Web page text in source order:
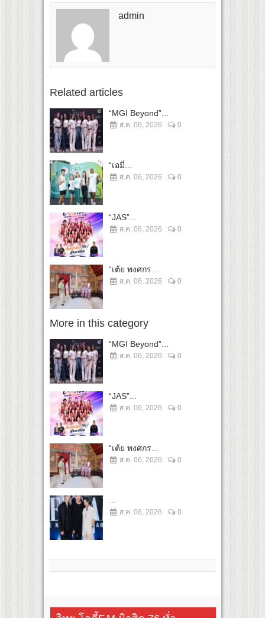
admin
Related articles
“MGI Beyond”...
ส.ค. 06, 2026 0
“เอมี่...
ส.ค. 06, 2026 0
“JAS”...
ส.ค. 06, 2026 0
“เต้ย พงศกร...
ส.ค. 06, 2026 0
More in this category
“MGI Beyond”...
ส.ค. 06, 2026 0
“JAS”...
ส.ค. 06, 2026 0
“เต้ย พงศกร...
ส.ค. 06, 2026 0
ส.ค. 06, 2026 0